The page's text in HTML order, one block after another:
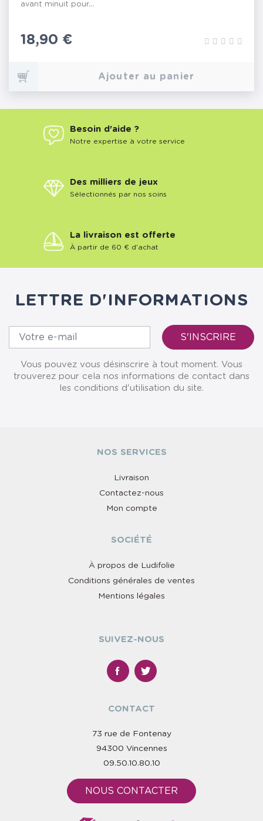
avant minuit pour...
Prix
18,90 €
Ajouter au panier
Besoin d'aide ?
Notre expertise à votre service
Des milliers de jeux
Sélectionnés par nos soins
La livraison est offerte
À partir de 60 € d'achat
LETTRE D'INFORMATIONS
Vous pouvez vous désinscrire à tout moment. Vous
trouverez pour cela nos informations de contact dans
les conditions d'utilisation du site.
NOS SERVICES
Livraison
Contactez-nous
Mon compte
SOCIÉTÉ
À propos de Ludifolie
Conditions générales de ventes
Mentions légales
SUIVEZ-NOUS
CONTACT
73 rue de Fontenay
94300 Vincennes
09.50.10.80.10
NOUS CONTACTER